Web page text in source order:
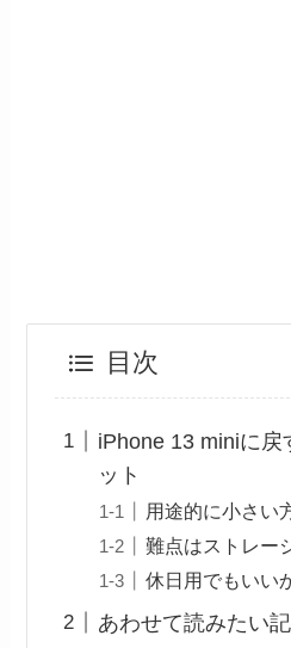
目次
iPhone 13 miniに戻
ット
用途的に小さい
難点はストレー
休日用でもいい
あわせて読みたい